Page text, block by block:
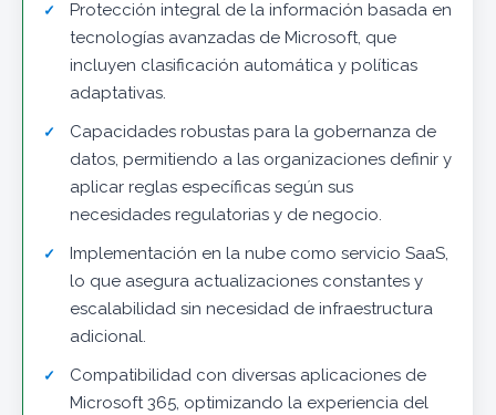
Protección integral de la información basada en
tecnologías avanzadas de Microsoft, que
incluyen clasificación automática y políticas
adaptativas.
Capacidades robustas para la gobernanza de
datos, permitiendo a las organizaciones definir y
aplicar reglas específicas según sus
necesidades regulatorias y de negocio.
Implementación en la nube como servicio SaaS,
lo que asegura actualizaciones constantes y
escalabilidad sin necesidad de infraestructura
adicional.
Compatibilidad con diversas aplicaciones de
Microsoft 365, optimizando la experiencia del